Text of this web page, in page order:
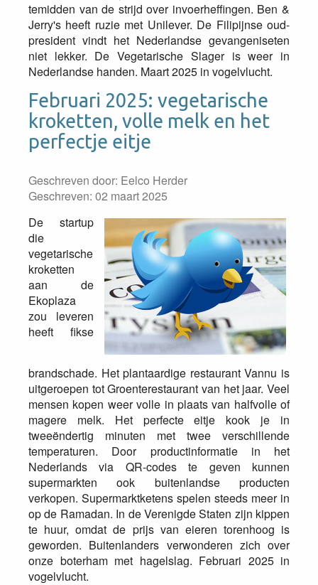
temidden van de strijd over invoerheffingen. Ben &
Jerry's heeft ruzie met Unilever. De Filipijnse oud-
president vindt het Nederlandse gevangeniseten
niet lekker. De Vegetarische Slager is weer in
Nederlandse handen. Maart 2025 in vogelvlucht.
Februari 2025: vegetarische
kroketten, volle melk en het
perfectje eitje
Geschreven door: Eelco Herder
Geschreven: 02 maart 2025
De startup
die
vegetarische
kroketten
aan de
Ekoplaza
zou leveren
heeft fikse
brandschade. Het plantaardige restaurant Vannu is
uitgeroepen tot Groenterestaurant van het jaar. Veel
mensen kopen weer volle in plaats van halfvolle of
magere melk. Het perfecte eitje kook je in
tweeëndertig minuten met twee verschillende
temperaturen. Door productinformatie in het
Nederlands via QR-codes te geven kunnen
supermarkten ook buitenlandse producten
verkopen. Supermarktketens spelen steeds meer in
op de Ramadan. In de Verenigde Staten zijn kippen
te huur, omdat de prijs van eieren torenhoog is
geworden. Buitenlanders verwonderen zich over
onze boterham met hagelslag. Februari 2025 in
vogelvlucht.